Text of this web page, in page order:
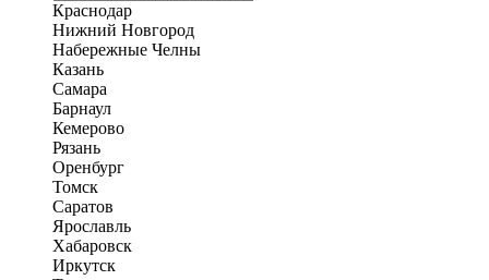
Краснодар
Нижний Новгород
Набережные Челны
Казань
Самара
Барнаул
Кемерово
Рязань
Оренбург
Томск
Саратов
Ярославль
Хабаровск
Иркутск